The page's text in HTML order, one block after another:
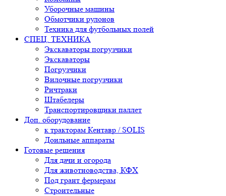
Уборочные машины
Обмотчики рулонов
Техника для футбольных полей
СПЕЦ. ТЕХНИКА
Экскаваторы погрузчики
Экскаваторы
Погрузчики
Вилочные погрузчики
Ричтраки
Штабелеры
Транспортировщики паллет
Доп. оборудование
к тракторам Кентавр / SOLIS
Доильные аппараты
Готовые решения
Для дачи и огорода
Для животноводства, КФХ
Под грант фермерам
Строительные